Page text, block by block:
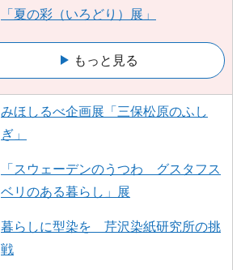
「夏の彩（いろどり）展」
もっと見る
みほしるべ企画展「三保松原のふし
ぎ」
「スウェーデンのうつわ グスタフス
ベリのある暮らし」展
暮らしに型染を 芹沢染紙研究所の挑
戦